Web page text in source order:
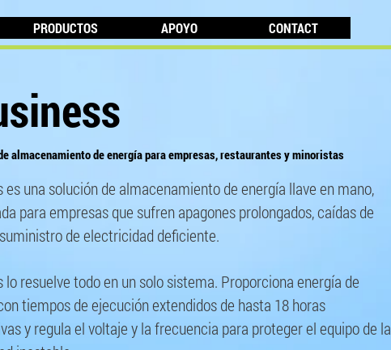
PRODUCTOS APOYO CONTACT
almacenamiento de energía para empresas, restaurantes y minoristas
es una solución de almacenamiento de energía llave en mano,
para empresas que sufren apagones prolongados, caídas de
de electricidad deficiente.
lo resuelve todo en un solo sistema. Proporciona energía de
tiempos de ejecución extendidos de hasta 18 horas
y regula el voltaje y la frecuencia para proteger el equipo de la